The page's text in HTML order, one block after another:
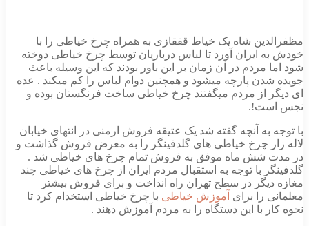
شاه یک خیاط قفقازی به همراه چرخ خیاطی را با
ایران آورد تا لباس درباریان توسط چرخ خیاطی دوخته
مردم در آن زمان بر این باور بودند که این وسیله باعث
پارچه میشود و همچنین دوام لباس را کم میکند . عده
از مردم میگفتند چرخ خیاطی ساخت فرنگستان بوده و
به آنچه گفته شد یک عتیقه فروش ارمنی در انتهای خیابان
چرخ خیاطی های گلدفینگر را به معرض فروش گذاشت و
شش ماه موفق به فروش تمام چرخ های خیاطی شد .
با توجه به استقبال مردم ایران از چرخ های خیاطی چند
در سطح تهران راه انداخت و برای فروش بیشتر
را برای آموزش خیاطی با چرخ خیاطی استخدام کرد تا
با این دستگاه را به مردم آموزش دهند .